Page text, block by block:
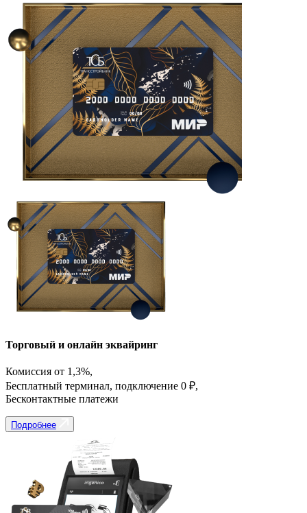
Торговый и онлайн эквайринг
Комиссия от 1,3%,
Бесплатный терминал, подключение 0 ₽,
Бесконтактные платежи
Подробнее